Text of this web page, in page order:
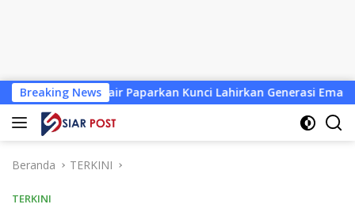
Langsung
ke
konten
Breaking News
Paparkan Kunci Lahirkan Generasi Emas 2045 Atlet
Beranda TERKINI
TERKINI